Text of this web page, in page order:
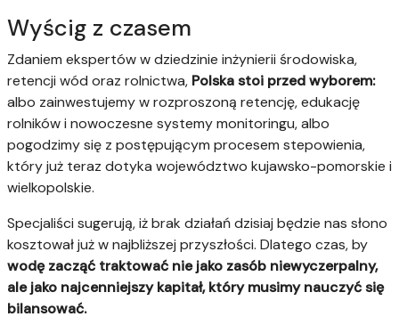
Wyścig z czasem
Zdaniem ekspertów w dziedzinie inżynierii środowiska,
retencji wód oraz rolnictwa, Polska stoi przed wyborem:
albo zainwestujemy w rozproszoną retencję, edukację
rolników i nowoczesne systemy monitoringu, albo
pogodzimy się z postępującym procesem stepowienia,
który już teraz dotyka województwo kujawsko-pomorskie i
wielkopolskie.
Specjaliści sugerują, iż brak działań dzisiaj będzie nas słono
kosztował już w najbliższej przyszłości. Dlatego czas, by
wodę zacząć traktować nie jako zasób niewyczerpalny,
ale jako najcenniejszy kapitał, który musimy nauczyć się
bilansować.